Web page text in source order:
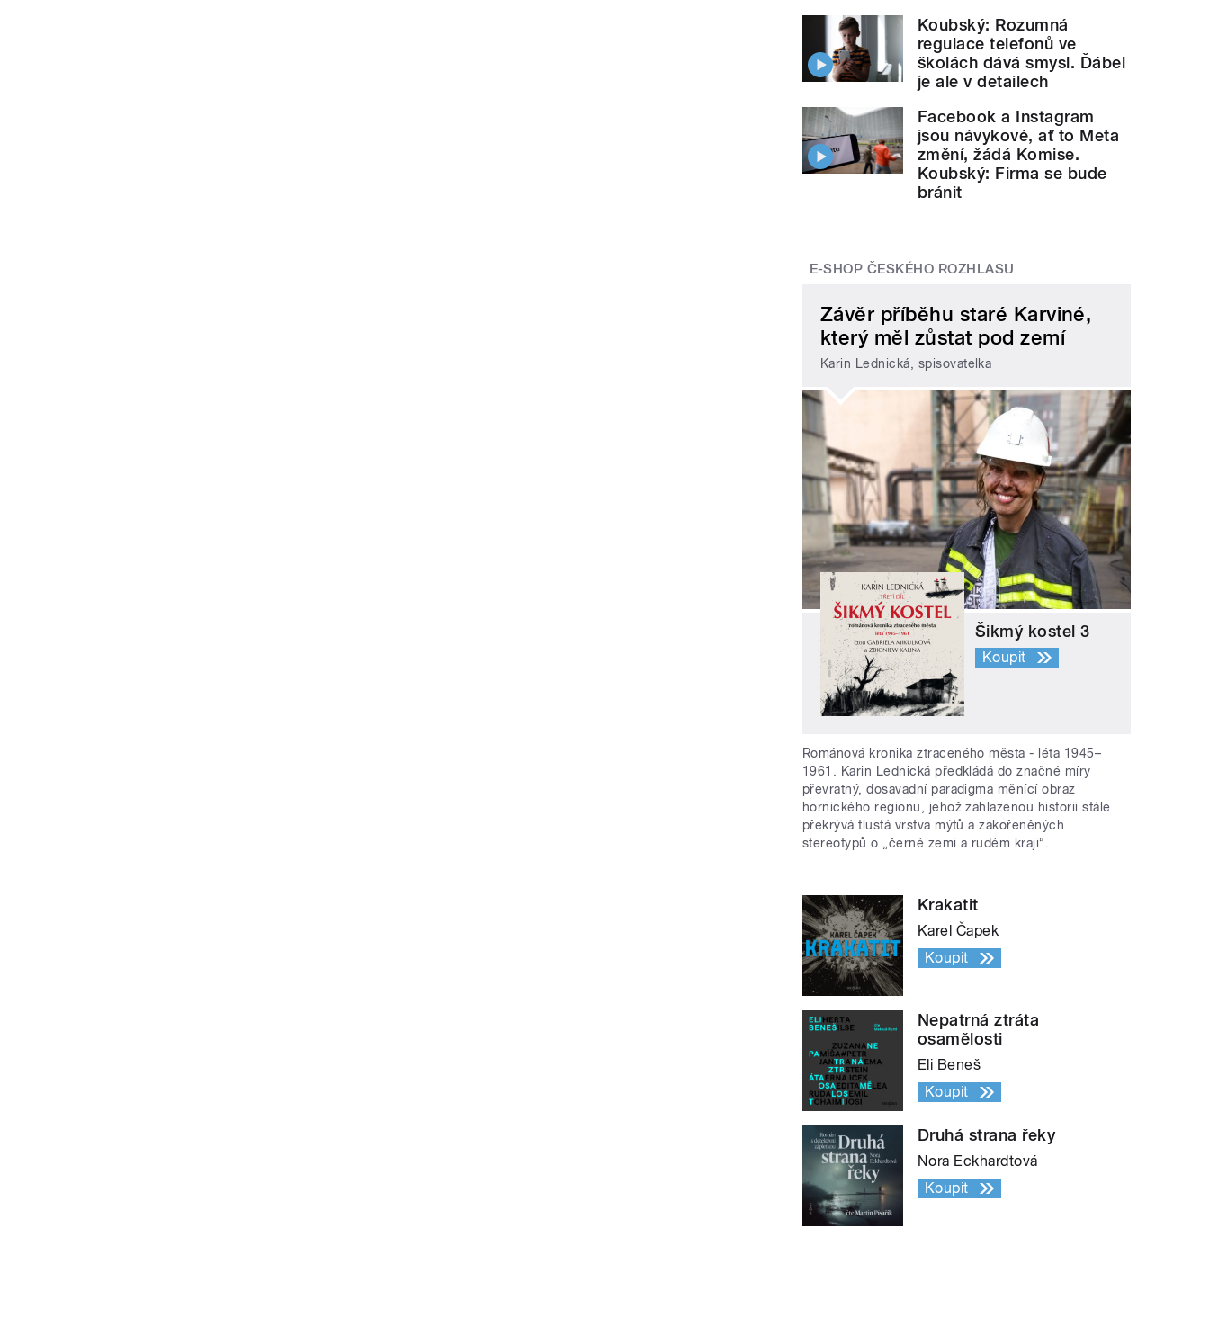
Koubský: Rozumná
regulace telefonů ve
školách dává smysl. Ďábel
je ale v detailech
Facebook a Instagram
jsou návykové, ať to Meta
změní, žádá Komise.
Koubský: Firma se bude
bránit
E-SHOP ČESKÉHO ROZHLASU
Závěr příběhu staré Karviné,
který měl zůstat pod zemí
Karin Lednická, spisovatelka
Šikmý kostel 3
Koupit
Románová kronika ztraceného města - léta 1945–
1961. Karin Lednická předkládá do značné míry
převratný, dosavadní paradigma měnící obraz
hornického regionu, jehož zahlazenou historii stále
překrývá tlustá vrstva mýtů a zakořeněných
stereotypů o „černé zemi a rudém kraji“.
Krakatit
Karel Čapek
Koupit
Nepatrná ztráta
osamělosti
Eli Beneš
Koupit
Druhá strana řeky
Nora Eckhardtová
Koupit